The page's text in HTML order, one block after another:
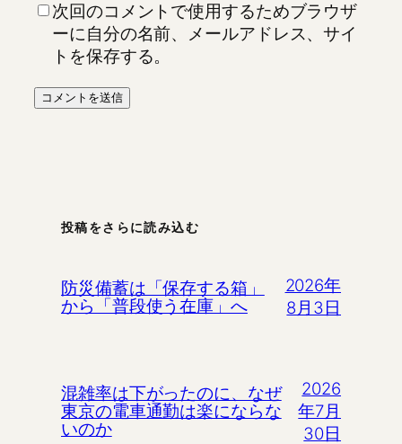
次回のコメントで使用するためブラウザ
ーに自分の名前、メールアドレス、サイ
トを保存する。
投稿をさらに読み込む
防災備蓄は「保存する箱」
から「普段使う在庫」へ
2026年
8月3日
混雑率は下がったのに、なぜ
東京の電車通勤は楽にならな
いのか
2026
年7月
30日